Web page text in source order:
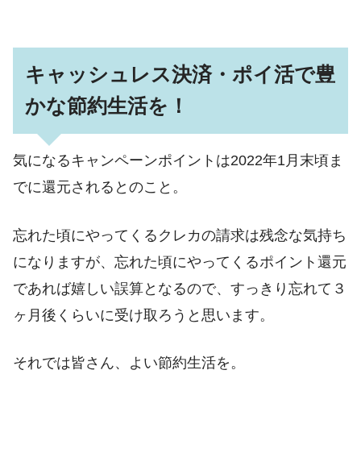
キャッシュレス決済・ポイ活で豊
かな節約生活を！
気になるキャンペーンポイントは2022年1月末頃ま
でに還元されるとのこと。
忘れた頃にやってくるクレカの請求は残念な気持ち
になりますが、忘れた頃にやってくるポイント還元
であれば嬉しい誤算となるので、すっきり忘れて３
ヶ月後くらいに受け取ろうと思います。
それでは皆さん、よい節約生活を。